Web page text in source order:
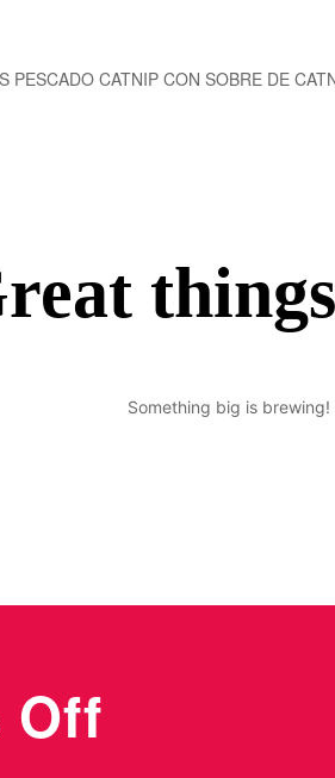
PESCADO CATNIP CON SOBRE DE
Something big is
Off